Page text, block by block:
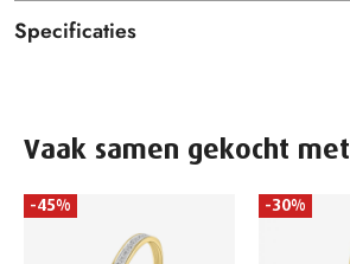
Specificaties
Vaak samen gekocht met
-45% -30%